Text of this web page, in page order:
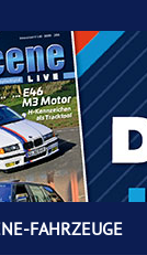
FAHRZEUGE